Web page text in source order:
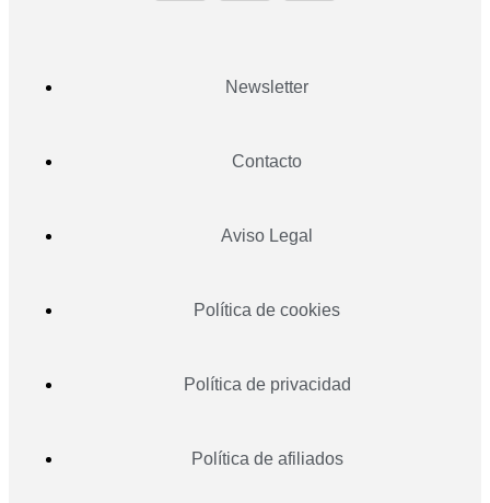
Newsletter
Contacto
Aviso Legal
Política de cookies
Política de privacidad
Política de afiliados